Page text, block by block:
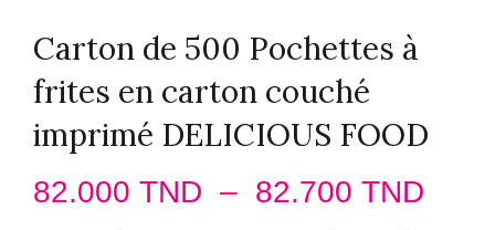
Carton de 500 Pochettes à
frites en carton couché
imprimé DELICIOUS FOOD
82.000 TND – 82.700 TND